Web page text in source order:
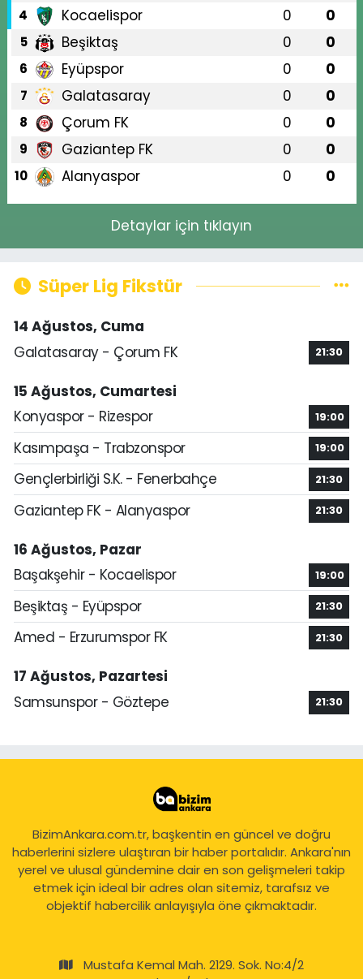
4 Kocaelispor 0 0
5 Beşiktaş 0 0
6 Eyüpspor 0 0
7 Galatasaray 0 0
8 Çorum FK 0 0
9 Gaziantep FK 0 0
10 Alanyaspor 0 0
Detaylar için tıklayın
Süper Lig Fikstür
14 Ağustos, Cuma
Galatasaray - Çorum FK
21:30
15 Ağustos, Cumartesi
Konyaspor - Rizespor
19:00
Kasımpaşa - Trabzonspor 19:00
Gençlerbirliği S.K. - Fenerbahçe 21:30
Gaziantep FK - Alanyaspor 21:30
16 Ağustos, Pazar
Başakşehir - Kocaelispor
19:00
Beşiktaş - Eyüpspor 21:30
Amed - Erzurumspor FK 21:30
17 Ağustos, Pazartesi
Samsunspor - Göztepe
21:30
BizimAnkara.com.tr, başkentin en güncel ve doğru
haberlerini sizlere ulaştıran bir haber portalıdır. Ankara'nın
yerel ve ulusal gündemine dair en son gelişmeleri takip
etmek için ideal bir adres olan sitemiz, tarafsız ve
objektif habercilik anlayışıyla öne çıkmaktadır.
Mustafa Kemal Mah. 2129. Sok. No:4/2